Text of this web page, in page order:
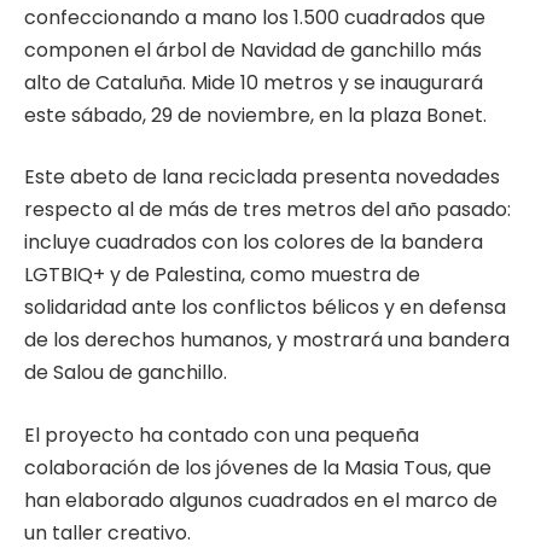
confeccionando a mano los 1.500 cuadrados que
componen el árbol de Navidad de ganchillo más
alto de Cataluña. Mide 10 metros y se inaugurará
este sábado, 29 de noviembre, en la plaza Bonet.
Este abeto de lana reciclada presenta novedades
respecto al de más de tres metros del año pasado:
incluye cuadrados con los colores de la bandera
LGTBIQ+ y de Palestina, como muestra de
solidaridad ante los conflictos bélicos y en defensa
de los derechos humanos, y mostrará una bandera
de Salou de ganchillo.
El proyecto ha contado con una pequeña
colaboración de los jóvenes de la Masia Tous, que
han elaborado algunos cuadrados en el marco de
un taller creativo.